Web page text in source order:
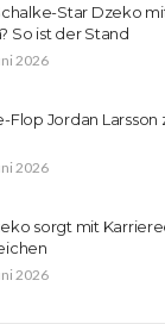
Star Dzeko
So ist der Stand
2026
Flop Jordan Larsson
2026
sorgt mit
2026